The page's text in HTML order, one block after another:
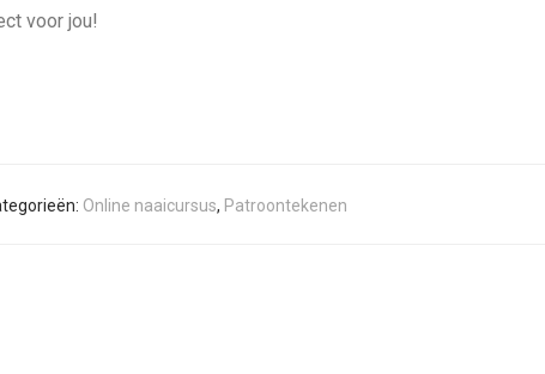
voor jou!
Online naaicursus, Patroontekenen